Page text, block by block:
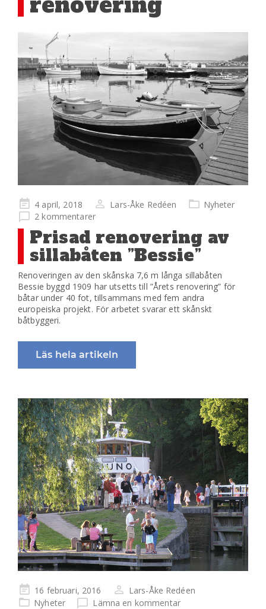
Publicerad
på
4 april, 2018 Lars-Åke Redéen
Nyheter
2 kommentarer
Prisad renovering av
sillabåten ”Bessie”
Renoveringen av den skånska 7,6 m långa sillabåten
Bessie byggd 1909 har utsetts till ”Årets renovering” för
båtar under 40 fot, tillsammans med fem andra
europeiska projekt. För arbetet svarar ett skånskt
båtbyggeri.
Läs hela artikeln
Publicerad
på
16 februari, 2016
Lars-Åke Redéen
Nyheter
Lämna en kommentar